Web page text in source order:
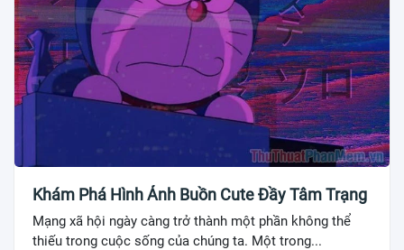
Khám Phá Hình Ảnh Buồn Cute Đầy Tâm Trạng
Mạng xã hội ngày càng trở thành một phần không thể
thiếu trong cuộc sống của chúng ta. Một trong...